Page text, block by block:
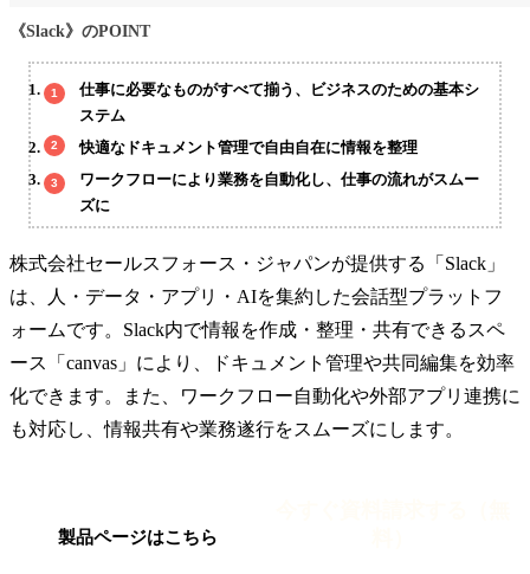
《Slack》のPOINT
仕事に必要なものがすべて揃う、ビジネスのための基本シ
ステム
快適なドキュメント管理で自由自在に情報を整理
ワークフローにより業務を自動化し、仕事の流れがスムー
ズに
株式会社セールスフォース・ジャパンが提供する「Slack」
は、人・データ・アプリ・AIを集約した会話型プラットフ
ォームです。Slack内で情報を作成・整理・共有できるスペ
ース「canvas」により、ドキュメント管理や共同編集を効率
化できます。また、ワークフロー自動化や外部アプリ連携に
も対応し、情報共有や業務遂行をスムーズにします。
製品ページはこちら